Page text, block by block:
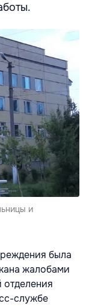
и
была
жалобами
службе